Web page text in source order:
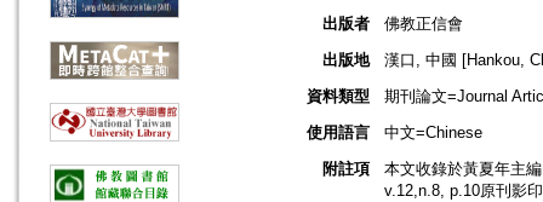
出版者
佛教正信會
出版地
漢口, 中國 [Hankou,
資料類型
期刊論文=Journal
使用語言
中文=Chinese
附註項
本文收錄於黃夏年主
v.12,n.8, p.10原刊影